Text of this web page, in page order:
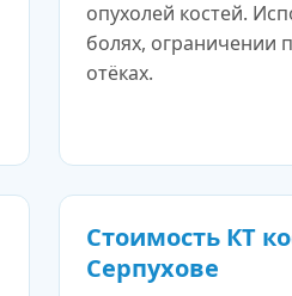
опухолей костей.
болях, ограничении
отёках.
Стоимость КТ
Серпухове